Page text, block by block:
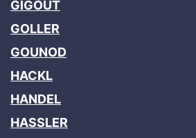
GIGOUT
GOLLER
GOUNOD
HACKL
HANDEL
HASSLER